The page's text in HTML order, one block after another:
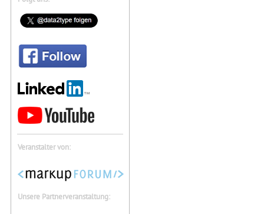
Veranstalter von:
Unsere Partnerveranstaltung: